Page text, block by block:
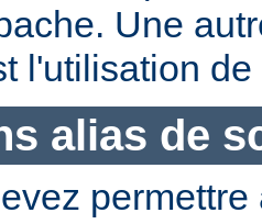
Une
l'utilisation de
alias de